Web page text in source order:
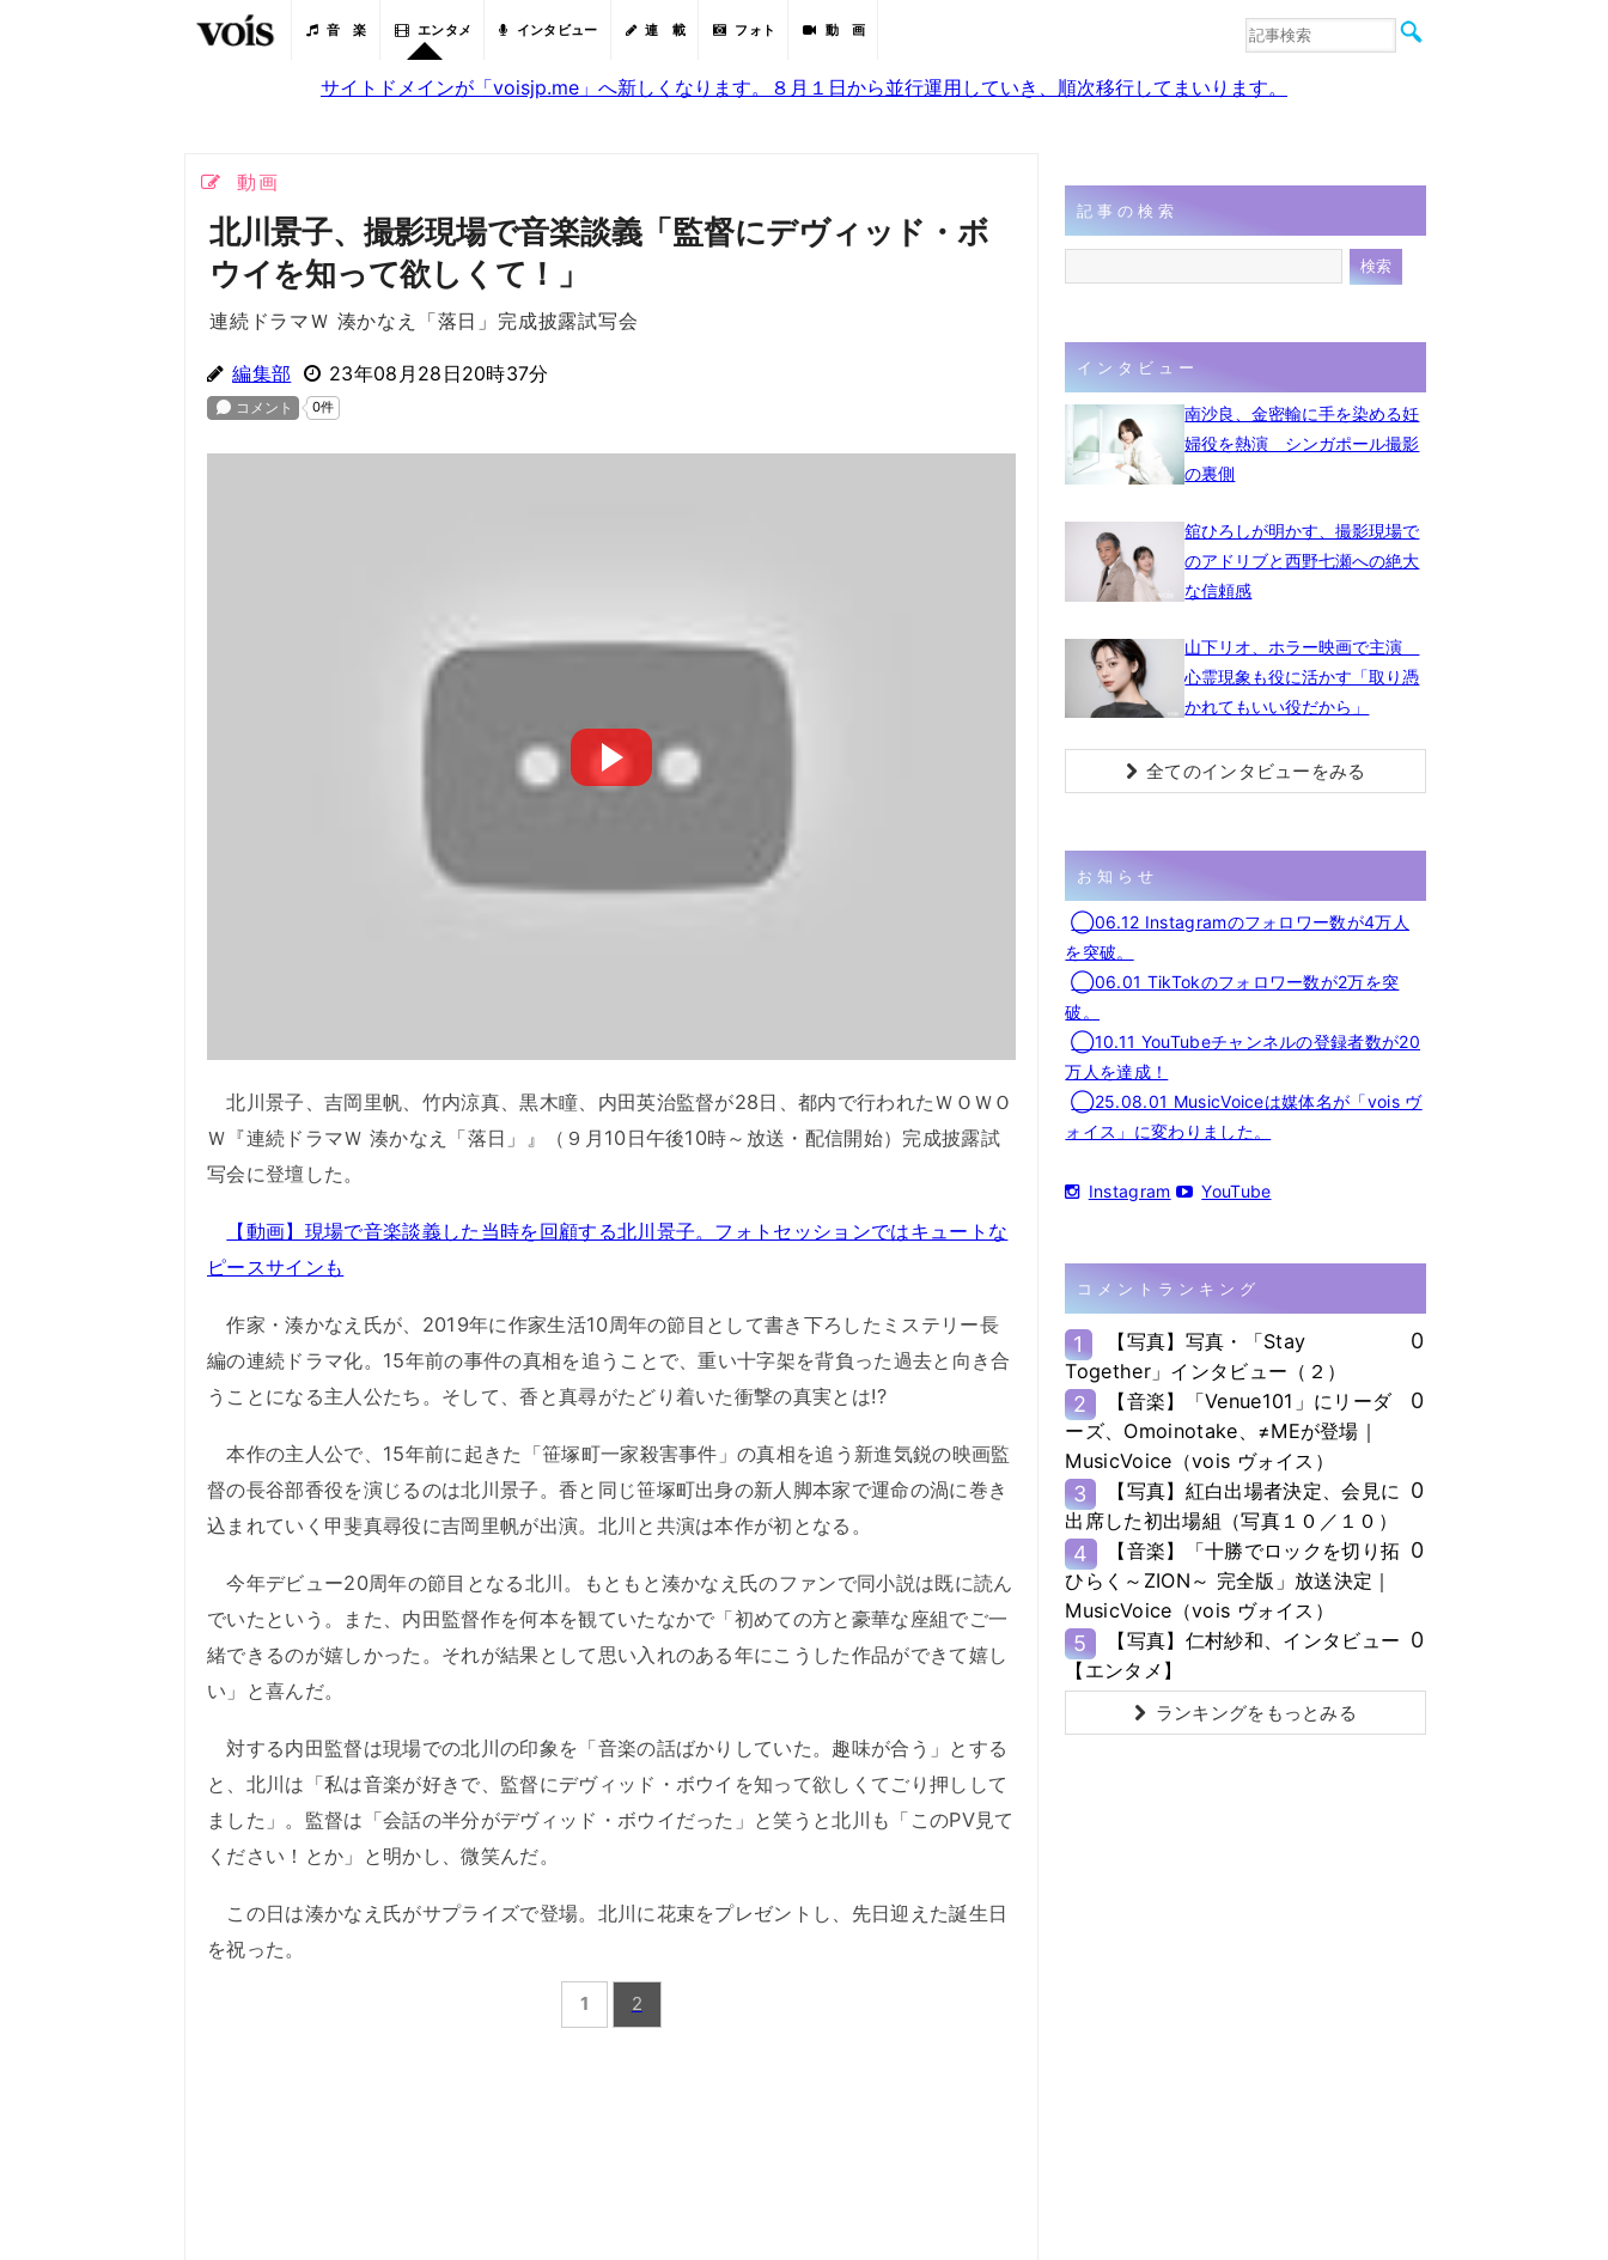
音 楽 エンタメ インタビュー 連 載 フォト 動 画
音楽
サイトドメインが「voisjp.me」へ新しくなります。８月１日から並行運用していき、順次移行してまいります。
動画
北川景子、撮影現場で音楽談義「監督にデヴィッド・ボ
ウイを知って欲しくて！」
連続ドラマＷ 湊かなえ「落日」完成披露試写会
編集部 23年08月28日20時37分
北川景子、吉岡里帆、竹内涼真、黒木瞳、内田英治監督が28日、都内で行われたＷＯＷＯ
Ｗ『連続ドラマＷ 湊かなえ「落日」』（９月10日午後10時～放送・配信開始）完成披露試
写会に登壇した。
【動画】現場で音楽談義した当時を回顧する北川景子。フォトセッションではキュートな
ピースサインも
作家・湊かなえ氏が、2019年に作家生活10周年の節目として書き下ろしたミステリー長
編の連続ドラマ化。15年前の事件の真相を追うことで、重い十字架を背負った過去と向き合
うことになる主人公たち。そして、香と真尋がたどり着いた衝撃の真実とは!?
本作の主人公で、15年前に起きた「笹塚町一家殺害事件」の真相を追う新進気鋭の映画監
督の長谷部香役を演じるのは北川景子。香と同じ笹塚町出身の新人脚本家で運命の渦に巻き
込まれていく甲斐真尋役に吉岡里帆が出演。北川と共演は本作が初となる。
今年デビュー20周年の節目となる北川。もともと湊かなえ氏のファンで同小説は既に読ん
でいたという。また、内田監督作を何本を観ていたなかで「初めての方と豪華な座組でご一
緒できるのが嬉しかった。それが結果として思い入れのある年にこうした作品ができて嬉し
い」と喜んだ。
対する内田監督は現場での北川の印象を「音楽の話ばかりしていた。趣味が合う」とする
と、北川は「私は音楽が好きで、監督にデヴィッド・ボウイを知って欲しくてごり押しして
ました」。監督は「会話の半分がデヴィッド・ボウイだった」と笑うと北川も「このPV見て
ください！とか」と明かし、微笑んだ。
この日は湊かなえ氏がサプライズで登場。北川に花束をプレゼントし、先日迎えた誕生日
を祝った。
1 2
記事の検索
インタビュー
南沙良、金密輸に手を染める妊
婦役を熱演 シンガポール撮影
の裏側
舘ひろしが明かす、撮影現場で
のアドリブと西野七瀬への絶大
な信頼感
山下リオ、ホラー映画で主演
心霊現象も役に活かす「取り憑
かれてもいい役だから」
全てのインタビューをみる
お知らせ
◯06.12 Instagramのフォロワー数が4万人
を突破。
◯06.01 TikTokのフォロワー数が2万を突
破。
◯10.11 YouTubeチャンネルの登録者数が20
万人を達成！
◯25.08.01 MusicVoiceは媒体名が「vois ヴ
ォイス」に変わりました。
Instagram YouTube
コメントランキング
1
【写真】写真・「Stay
Together」インタビュー（２）
0
2
【音楽】「Venue101」にリーダ
ーズ、Omoinotake、≠MEが登場｜
MusicVoice（vois ヴォイス）
0
3
【写真】紅白出場者決定、会見に
出席した初出場組（写真１０／１０）
0
4
【音楽】「十勝でロックを切り拓
ひらく～ZION～ 完全版」放送決定｜
MusicVoice（vois ヴォイス）
0
5
【写真】仁村紗和、インタビュー
【エンタメ】
0
ランキングをもっとみる